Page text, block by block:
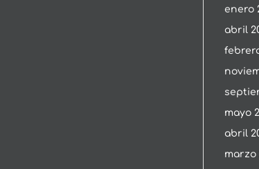
enero
abril
mayo
abril
marzo